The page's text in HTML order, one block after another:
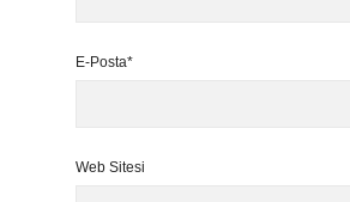
E-Posta*
Web Sitesi